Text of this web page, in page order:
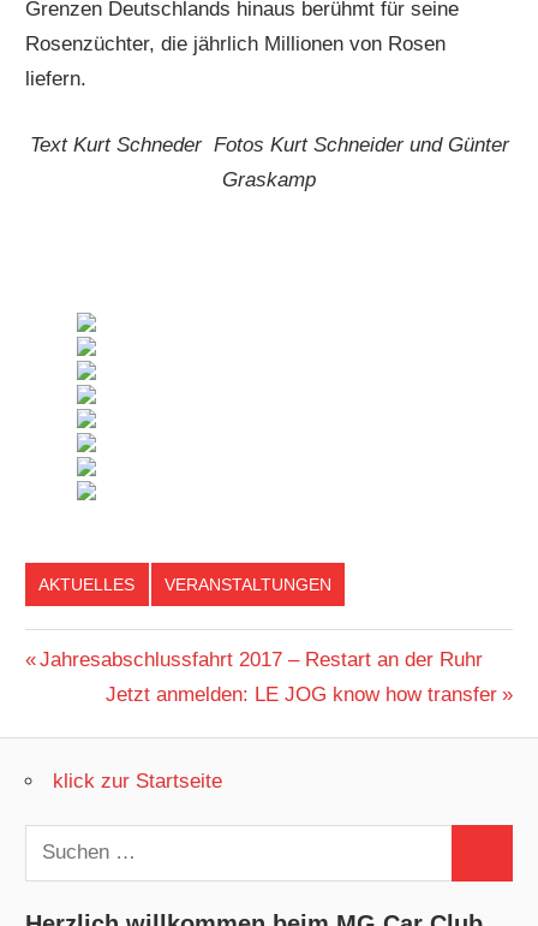
Grenzen Deutschlands hinaus berühmt für seine
Rosenzüchter, die jährlich Millionen von Rosen
liefern.
Text Kurt Schneder Fotos Kurt Schneider und Günter
Graskamp
AKTUELLES VERANSTALTUNGEN
Beitragsnavigation
Vorheriger
Beitrag:
Jahresabschlussfahrt 2017 – Restart an der Ruhr
Nächster
Jetzt anmelden: LE JOG know how transfer
klick zur Startseite
Suchen
nach: